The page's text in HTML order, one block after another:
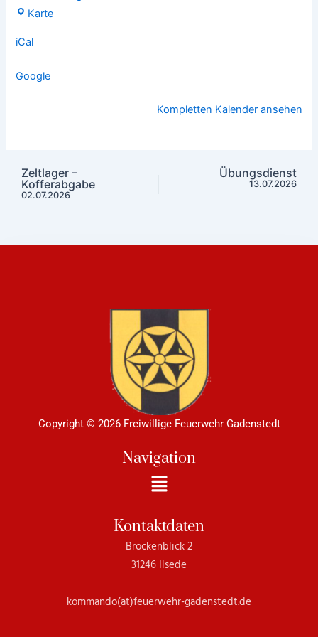
Karte
iCal
Google
Kompletten Kalender ansehen
Zeltlager –
Kofferabgabe
02.07.2026
Übungsdienst
13.07.2026
Copyright © 2026 Freiwillige Feuerwehr Gadenstedt
Navigation
Menü
Kontaktdaten
Brockenblick 2
31246 Ilsede
kommando(at)feuerwehr-gadenstedt.de